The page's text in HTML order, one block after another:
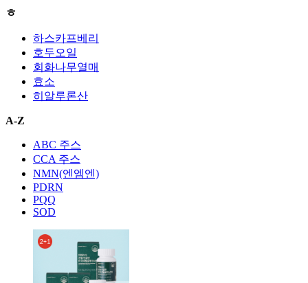
ㅎ
하스카프베리
호두오일
회화나무열매
효소
히알루론산
A-Z
ABC 주스
CCA 주스
NMN(엔엠엔)
PDRN
PQQ
SOD